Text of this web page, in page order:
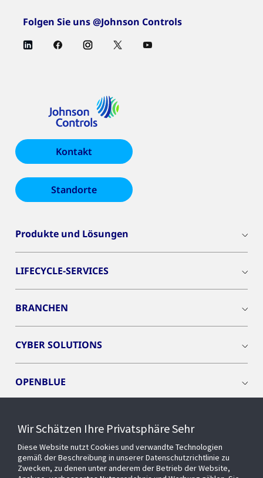
Folgen Sie uns @Johnson Controls
Kontakt
Standorte
Produkte und Lösungen
LIFECYCLE-SERVICES
BRANCHEN
CYBER SOLUTIONS
OPENBLUE
EVENTS
Wir Schätzen Ihre Privatsphäre Sehr
Diese Website nutzt Cookies und verwandte Technologien
gemäß der Beschreibung in unserer Datenschutzrichtlinie zu
Zwecken, zu denen unter anderem der Betrieb der Website,